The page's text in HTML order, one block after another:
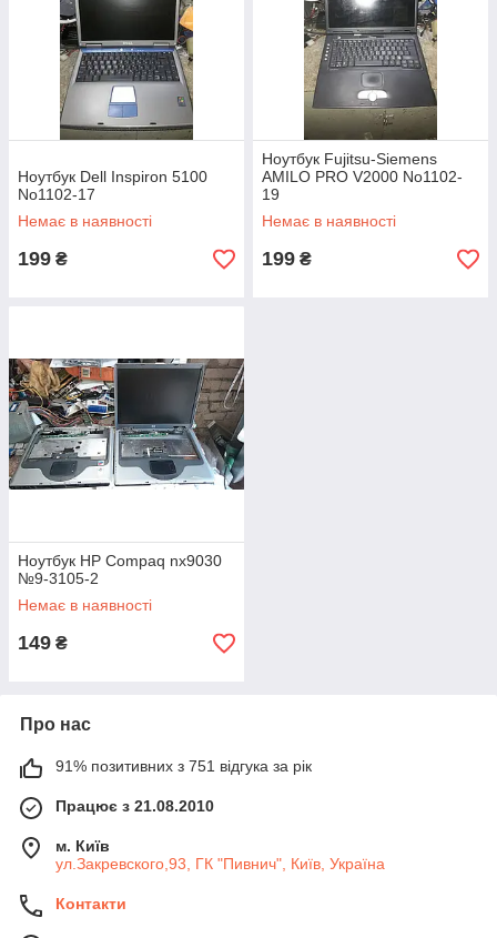
Ноутбук Dell Inspiron 5100
No1102-17
Немає в наявності
199 ₴
Ноутбук Fujitsu-Siemens
AMILO PRO V2000 No1102-
19
Немає в наявності
199 ₴
Ноутбук HP Compaq nx9030
№9-3105-2
Немає в наявності
149 ₴
Про нас
91% позитивних з 751 відгука за рік
Працює з 21.08.2010
м. Київ
ул.Закревского,93, ГК "Пивнич", Київ, Україна
Контакти